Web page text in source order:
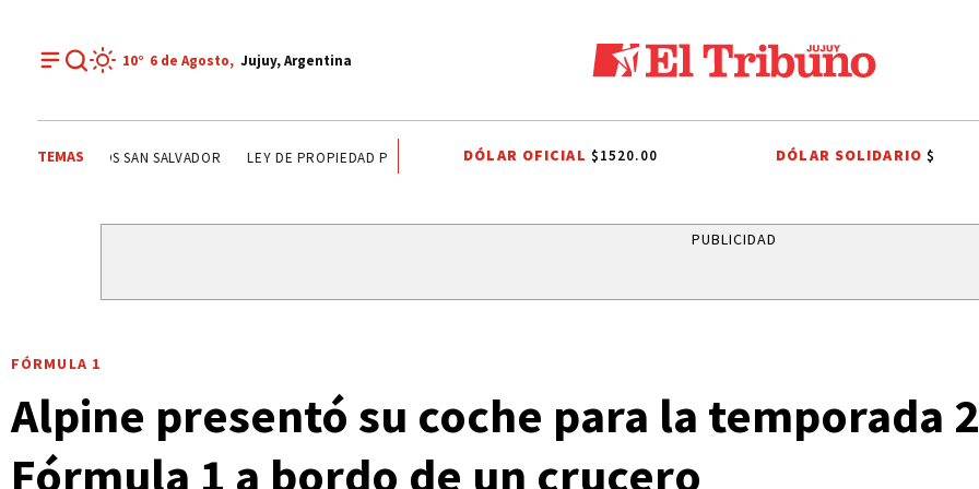
10° 6 de Agosto, Jujuy, Argentina
TEMAS CARLOS SADIR ALTO COMEDERO PREMIOS SAN SALVADOR LEY DE PROPIEDAD PRIVADA LEY DE TIERRAS CANDELA
DÓLAR OFICIAL $1520.00 DÓLAR SOLIDARIO$
PUBLICIDAD
FÓRMULA 1
Alpine presentó su coche para la temporada
Fórmula 1 a bordo de un crucero